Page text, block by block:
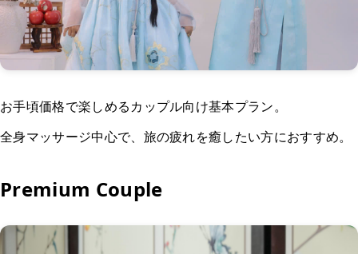
お手頃価格で楽しめるカップル向け基本プラン。
全身マッサージ中心で、旅の疲れを癒したい方におすすめ。
Premium Couple